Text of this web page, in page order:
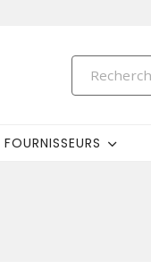
FOURNISSEURS